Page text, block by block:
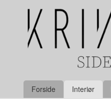
innholdet
Produkter
Forside Interiør